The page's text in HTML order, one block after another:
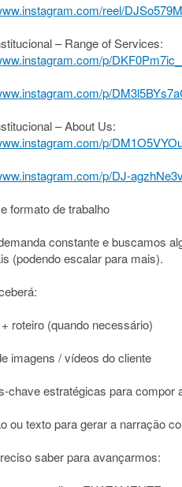
reel/
– Range of Services:
p/
p/
– About Us:
p/
p/DJ-
formato de trabalho
constante e buscamos
(podendo escalar para mais).
roteiro (quando necessário)
imagens / vídeos do cliente
chave estratégicas para compor
ou texto para gerar a narração
saber para avançarmos: